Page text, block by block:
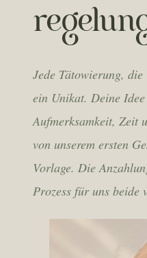
Jede Tätowierung,
ein Unikat. Deine
Aufmerksamkeit, Zeit
von unserem ersten
Vorlage. Die
Prozess für uns beide